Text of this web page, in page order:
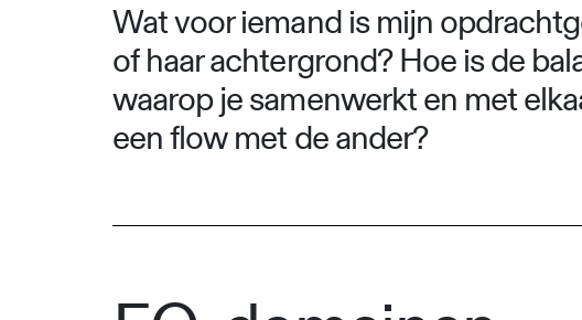
Wat voor iemand is mijn
of haar achtergrond? Hoe is de
waarop je samenwerkt en met
een flow met de ander?